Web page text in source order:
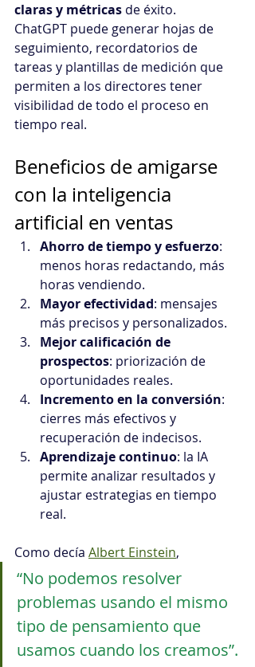
claras y métricas de éxito.
ChatGPT puede generar hojas de
seguimiento, recordatorios de
tareas y plantillas de medición que
permiten a los directores tener
visibilidad de todo el proceso en
tiempo real.
Beneficios de amigarse
con la inteligencia
artificial en ventas
Ahorro de tiempo y esfuerzo:
menos horas redactando, más
horas vendiendo.
Mayor efectividad: mensajes
más precisos y personalizados.
Mejor calificación de
prospectos: priorización de
oportunidades reales.
Incremento en la conversión:
cierres más efectivos y
recuperación de indecisos.
Aprendizaje continuo: la IA
permite analizar resultados y
ajustar estrategias en tiempo
real.
Como decía Albert Einstein,
“No podemos resolver
problemas usando el mismo
tipo de pensamiento que
usamos cuando los creamos”.